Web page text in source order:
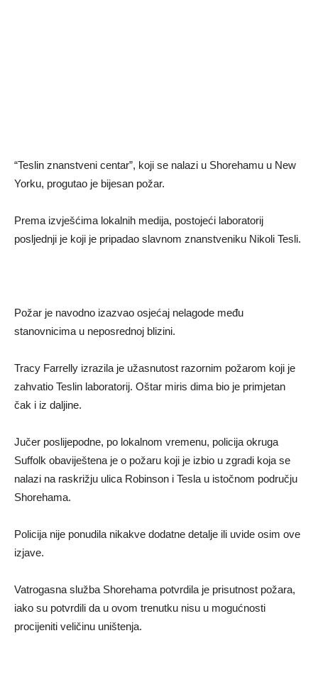
“Teslin znanstveni centar”, koji se nalazi u Shorehamu u New
Yorku, progutao je bijesan požar.
Prema izvješćima lokalnih medija, postojeći laboratorij
posljednji je koji je pripadao slavnom znanstveniku Nikoli Tesli.
Požar je navodno izazvao osjećaj nelagode među
stanovnicima u neposrednoj blizini.
Tracy Farrelly izrazila je užasnutost razornim požarom koji je
zahvatio Teslin laboratorij. Oštar miris dima bio je primjetan
čak i iz daljine.
Jučer poslijepodne, po lokalnom vremenu, policija okruga
Suffolk obaviještena je o požaru koji je izbio u zgradi koja se
nalazi na raskrižju ulica Robinson i Tesla u istočnom području
Shorehama.
Policija nije ponudila nikakve dodatne detalje ili uvide osim ove
izjave.
Vatrogasna služba Shorehama potvrdila je prisutnost požara,
iako su potvrdili da u ovom trenutku nisu u mogućnosti
procijeniti veličinu uništenja.